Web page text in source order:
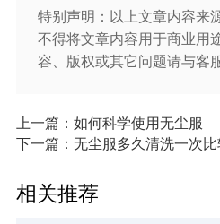
特别声明：以上文章内容来
不得将文章内容用于商业用
容、版权或其它问题请与客
上一篇：如何科学使用无尘服
下一篇：无尘服多久清洗一次比
相关推荐